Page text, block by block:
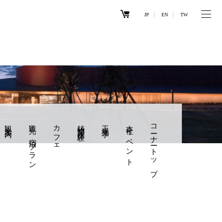
JP EN TW
コーナートップ
本社イベント
鋳物製作体験
カフェ
観光×宿泊プラン